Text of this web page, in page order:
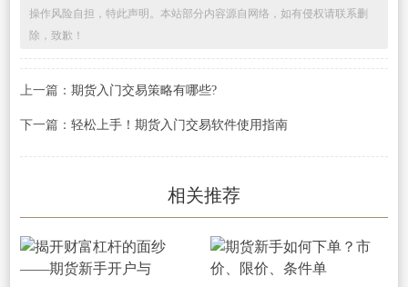
操作风险自担，特此声明。本站部分内容源自网络，如有侵权请联系删
除，致歉！
上一篇： 期货入门交易策略有哪些?
下一篇： 轻松上手！期货入门交易软件使用指南
相关推荐